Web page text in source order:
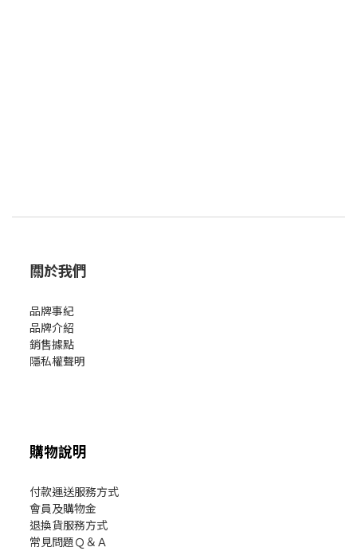
關於我們
品牌事紀
品牌介紹
銷售據點
隱私權聲明
購物說明
付款運送服務方式
會員及購物金
退換貨服務方式
常見問題Ｑ＆Ａ